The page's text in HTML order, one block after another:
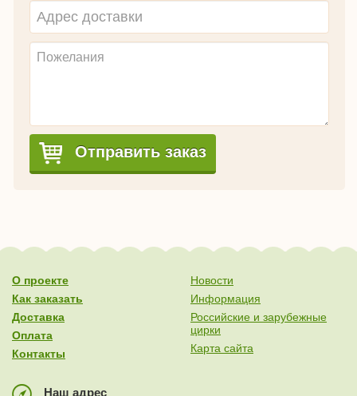
Отправить заказ
О проекте
Как заказать
Доставка
Оплата
Контакты
Новости
Информация
Российские и зарубежные
цирки
Карта сайта
Наш адрес